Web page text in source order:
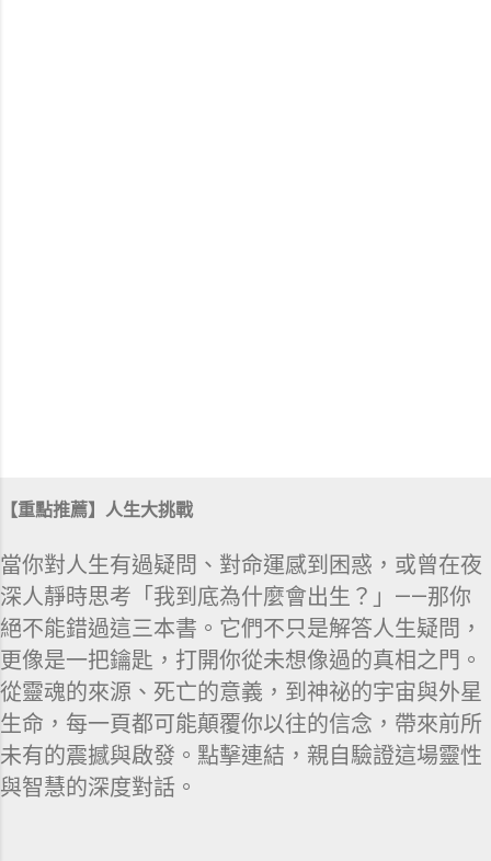
【重點推薦】人生大挑戰
當你對人生有過疑問、對命運感到困惑，或曾在夜
深人靜時思考「我到底為什麼會出生？」——那你
絕不能錯過這三本書。它們不只是解答人生疑問，
更像是一把鑰匙，打開你從未想像過的真相之門。
從靈魂的來源、死亡的意義，到神祕的宇宙與外星
生命，每一頁都可能顛覆你以往的信念，帶來前所
未有的震撼與啟發。點擊連結，親自驗證這場靈性
與智慧的深度對話。